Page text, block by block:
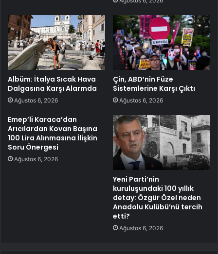
Albüm: İtalya Sıcak Hava
Dalgasına Karşı Alarmda
Ağustos 6, 2026
Çin, ABD’nin Füze
Sistemlerine Karşı Çıktı
Ağustos 6, 2026
Emep’li Karaca’dan
Arıcılardan Kovan Başına
100 Lira Alınmasına İlişkin
Soru Önergesi
Ağustos 6, 2026
Yeni Parti’nin
kuruluşundaki 100 yıllık
detay: Özgür Özel neden
Anadolu Kulübü’nü tercih
etti?
Ağustos 6, 2026